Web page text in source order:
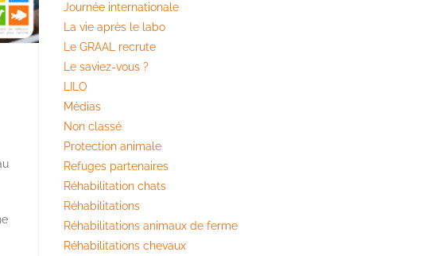
Journée internationale
La vie après le labo
Le GRAAL recrute
Le saviez-vous ?
LILO
Médias
Non classé
Protection animale
Refuges partenaires
Réhabilitation chats
Réhabilitations
Réhabilitations animaux de ferme
Réhabilitations chevaux